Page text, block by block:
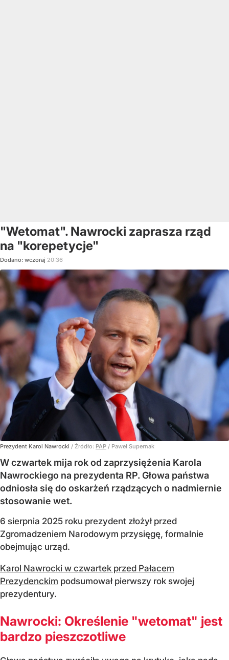
"Wetomat". Nawrocki zaprasza rząd
na "korepetycje"
Dodano: wczoraj 20:36
Prezydent Karol Nawrocki / Źródło: PAP / Paweł Supernak
W czwartek mija rok od zaprzysiężenia Karola
Nawrockiego na prezydenta RP. Głowa państwa
odniosła się do oskarżeń rządzących o nadmiernie
stosowanie wet.
6 sierpnia 2025 roku prezydent złożył przed
Zgromadzeniem Narodowym przysięgę, formalnie
obejmując urząd.
Karol Nawrocki w czwartek przed Pałacem
Prezydenckim podsumował pierwszy rok swojej
prezydentury.
Nawrocki: Określenie "wetomat" jest
bardzo pieszczotliwe